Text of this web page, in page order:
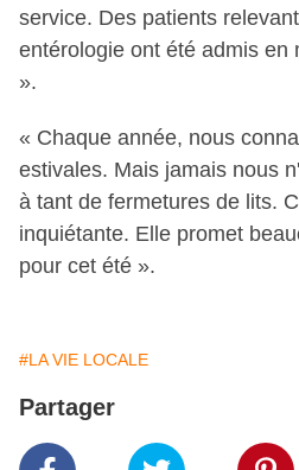
service. Des patients
entérologie ont été admis en
».
« Chaque année, nous
estivales. Mais jamais nous
à tant de fermetures de lits.
inquiétante. Elle promet
pour cet été ».
#LA VIE LOCALE
Partager